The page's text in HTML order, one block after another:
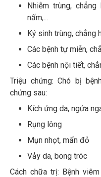
Nhiễm trùng,
nấm,...
Ký sinh trùng, chẳng
Các bệnh tự miễn,
Các bệnh nội tiết,
Triệu chứng: Chó bị
chứng sau:
Kích ứng da, ngứa
Rụng lông
Mụn nhọt, mẩn đỏ
Vảy da, bong tróc
Cách chữa trị: Bệnh